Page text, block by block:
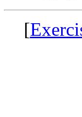
[